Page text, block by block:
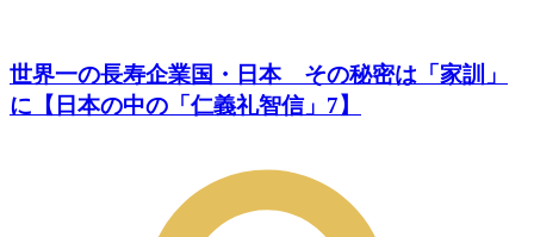
世界一の長寿企業国・日本 その秘密は「家訓」
に【日本の中の「仁義礼智信」7】